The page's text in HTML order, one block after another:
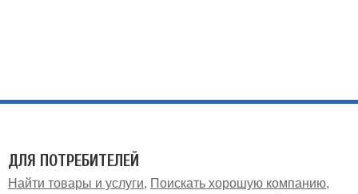
ДЛЯ ПОТРЕБИТЕЛЕЙ
Найти товары и услуги
Поискать хорошую компанию